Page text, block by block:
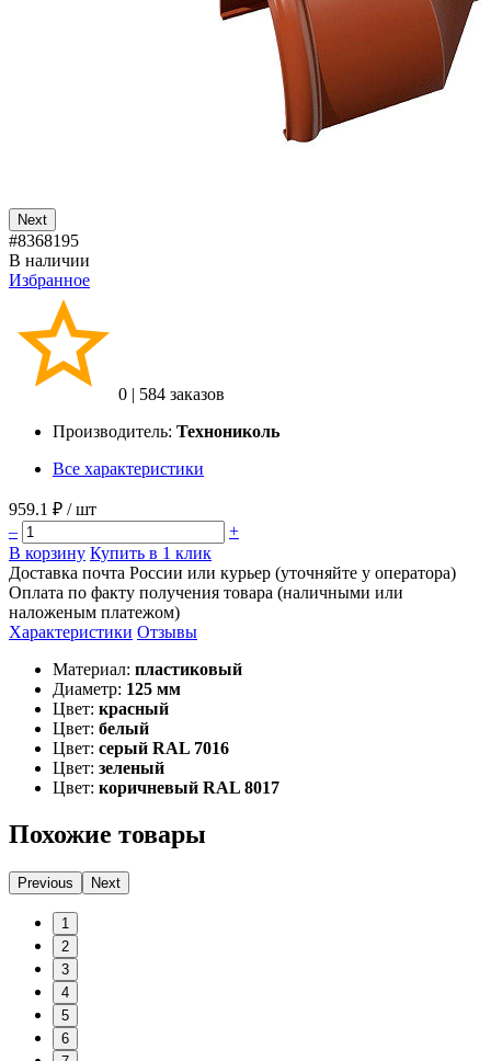
Next
#8368195
В наличии
Избранное
0 | 584 заказов
Производитель: Технониколь
Все характеристики
959.1 ₽ / шт
–
+
В корзину Купить в 1 клик
Доставка почта России или курьер (уточняйте у оператора)
Оплата по факту получения товара (наличными или
наложеным платежом)
Характеристики Отзывы
Материал: пластиковый
Диаметр: 125 мм
Цвет: красный
Цвет: белый
Цвет: серый RAL 7016
Цвет: зеленый
Цвет: коричневый RAL 8017
Похожие товары
Previous Next
1
2
3
4
5
6